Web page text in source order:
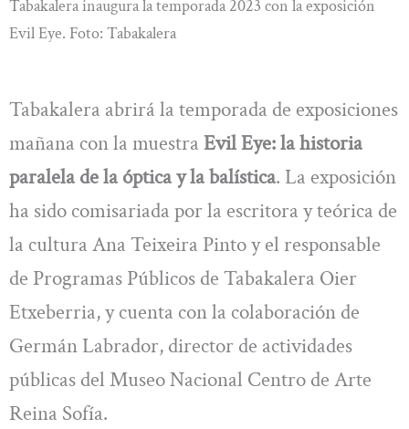
Tabakalera inaugura la temporada 2023 con la exposición
Evil Eye. Foto: Tabakalera
Tabakalera abrirá la temporada de exposiciones
mañana con la muestra Evil Eye: la historia
paralela de la óptica y la balística. La exposición
ha sido comisariada por la escritora y teórica de
la cultura Ana Teixeira Pinto y el responsable
de Programas Públicos de Tabakalera Oier
Etxeberria, y cuenta con la colaboración de
Germán Labrador, director de actividades
públicas del Museo Nacional Centro de Arte
Reina Sofía.